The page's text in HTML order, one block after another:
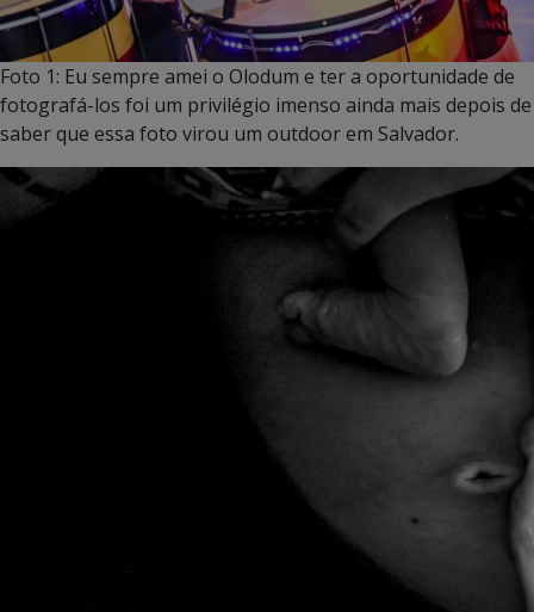
Foto 1: Eu sempre amei o Olodum e ter a oportunidade de
fotografá-los foi um privilégio imenso ainda mais depois de
saber que essa foto virou um outdoor em Salvador.